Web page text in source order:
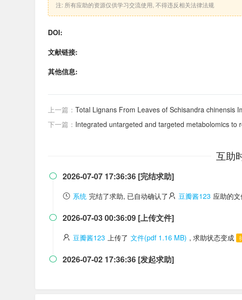
注: 所有应助的资源仅供学习交流使用, 不得违反相关法律法规
DOI:
文献链接:
其他信息:
上一篇： Total Lignans From Leaves of Schisandra chinensis Improve
下一篇： Integrated untargeted and targeted metabolomics to
互助
 2026-07-07 17:36:36 [完结求助]
系统 完结了求助, 已自动确认了 豆瓣酱123 应助的
 2026-07-03 00:36:09 [上传文件]
豆瓣酱123 上传了 文件(pdf 1.16 MB) , 求助状态变成
 2026-07-02 17:36:36 [发起求助]